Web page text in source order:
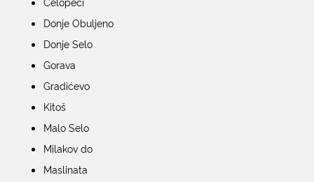
SAVJET MLADIH
Donje Obuljeno
Donje Selo
Gorava
Gradićevo
Kitoš
Malo Selo
Milakov do
Maslinata